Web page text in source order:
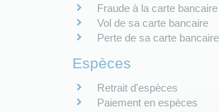
Fraude à la carte bancaire
Vol de sa carte bancaire
Perte de sa carte bancaire
Espèces
Retrait d'espèces
Paiement en espèces